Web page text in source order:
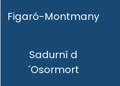
Figaró-Montmany
Sadurní d
´Osormort